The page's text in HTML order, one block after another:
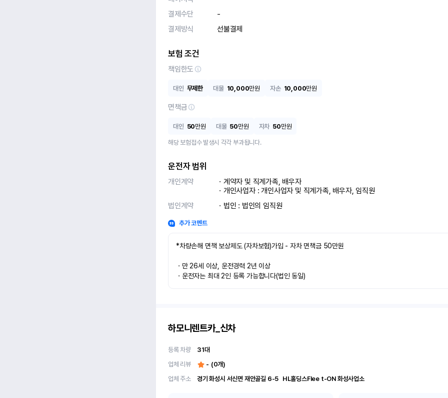
결제수단
-
결제방식
선불결제
보험 조건
책임한도
대인 무제한 대물 10,000만원 자손 10,000만원
면책금
대인 50만원 대물 50만원 자차 50만원
해당 보험접수 발생시 각각 부과됩니다.
운전자 범위
개인계약
ㆍ계약자 및 직계가족, 배우자
ㆍ개인사업자 : 개인사업자 및 직계가족, 배우자, 임직원
법인계약
ㆍ법인 : 법인의 임직원
추가 코멘트
*차량손해 면책 보상제도 (자차보험)가입 - 자차 면책금 50만원
ㆍ만 26세 이상, 운전경력 2년 이상
ㆍ운전자는 최대 2인 등록 가능합니다(법인 동일)
하모니렌트카_신차
등록 차량 31대
업체 리뷰
- (0개)
업체 주소
경기 화성시 서신면 재안골길 6-5	 HL홀딩스Flee t-ON 화성사업소